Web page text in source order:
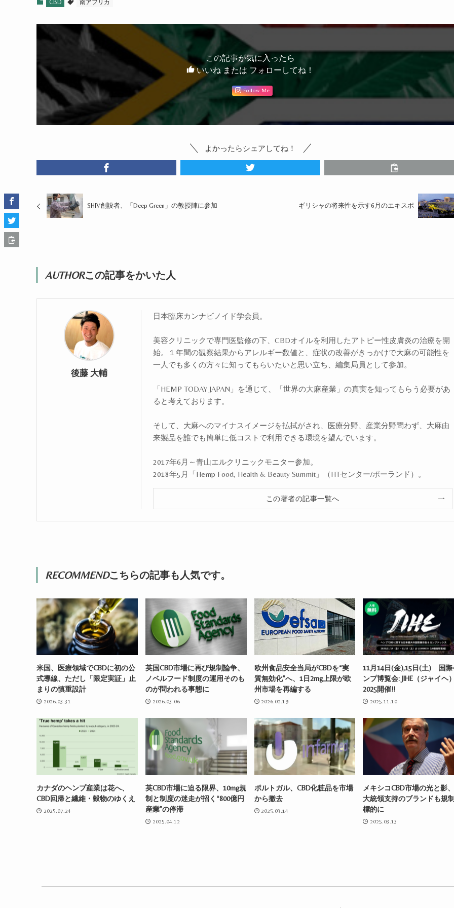
CBD 南アフリカ
この記事が気に入ったら
いいね または フォローしてね！
Follow Me
よかったらシェアしてね！
SHIV創設者、「Deep Green」の教授陣に参加 ギリシャの将来性を示す6月のエキスポ
AUTHORこの記事をかいた人
後藤 大輔
日本臨床カンナビノイド学会員。
美容クリニックで専門医監修の下、CBDオイルを利用したアトピー性皮膚炎の治療を開
始。１年間の観察結果からアレルギー数値と、症状の改善がきっかけで大麻の可能性を
一人でも多くの方々に知ってもらいたいと思い立ち、編集局員として参加。
「HEMP TODAY JAPAN」を通じて、「世界の大麻産業」の真実を知ってもらう必要があ
ると考えております。
そして、大麻へのマイナスイメージを払拭がされ、医療分野、産業分野問わず、大麻由
来製品を誰でも簡単に低コストで利用できる環境を望んでいます。
2017年6月～青山エルクリニックモニター参加。
2018年5月「Hemp Food, Health & Beauty Summit」（HTセンター/ポーランド）。
この著者の記事一覧へ
RECOMMENDこちらの記事も人気です。
米国、医療領域でCBDに初の公
式導線、ただし「限定実証」止
まりの慎重設計
2026.03.31
英国CBD市場に再び規制論争、
ノベルフード制度の運用そのも
のが問われる事態に
2026.03.06
欧州食品安全当局がCBDを“実
質無効化”へ、1日2mg上限が欧
州市場を再編する
2026.02.19
11月14日(金),15日(土) 国際
ンプ博覧会: JIHE（ジャイヘ
2025開催!!
2025.11.10
カナダのヘンプ産業は花へ、
CBD回帰と繊維・穀物のゆくえ
2025.07.24
英CBD市場に迫る限界、10mg規
制と制度の迷走が招く“800億円
産業”の停滞
2025.04.12
ポルトガル、CBD化粧品を市場
から撤去
2025.03.14
メキシコCBD市場の光と影
大統領支持のブランドも規
標的に
2025.03.13